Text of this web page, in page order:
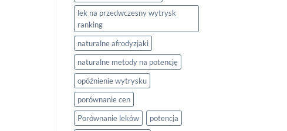
lek na przedwczesny wytrysk
ranking
naturalne afrodyzjaki
naturalne metody na potencję
opóźnienie wytrysku
porównanie cen
Porównanie leków
potencja